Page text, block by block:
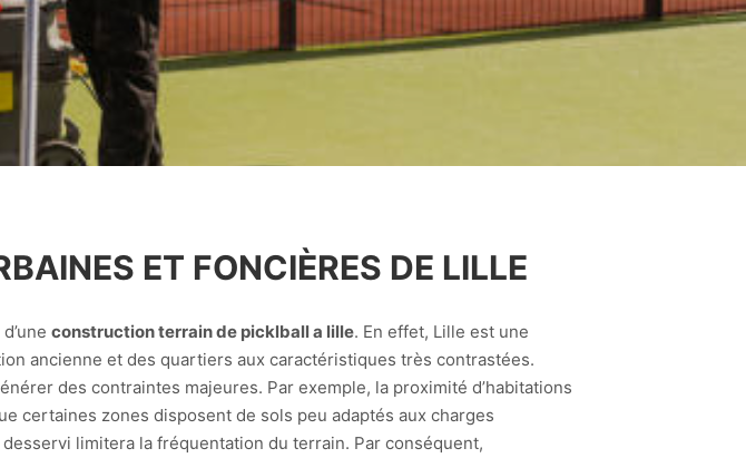
ET FONCIÈRES DE LILLE
construction terrain de picklball a lille. En effet, Lille est une
ancienne et des quartiers aux caractéristiques très contrastées.
des contraintes majeures. Par exemple, la proximité d’habitations
certaines zones disposent de sols peu adaptés aux charges
limitera la fréquentation du terrain. Par conséquent,